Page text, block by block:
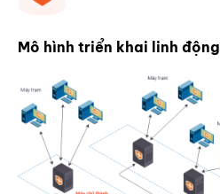
Mô hình triển khai linh động